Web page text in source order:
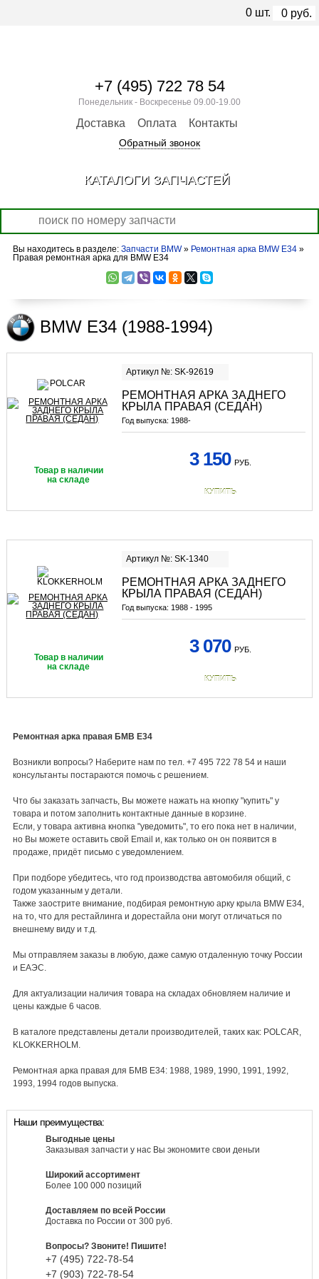
Вы находитесь в разделе: Запчасти BMW» Ремонтная арка BMW E34»
Правая ремонтная арка для BMW E34
BMW E34 (1988-1994)
Артикул №: SK-92619
РЕМОНТНАЯ АРКА ЗАДНЕГО
КРЫЛА ПРАВАЯ (СЕДАН)
Год выпуска: 1988-
Товар в наличии
на складе
3 150 РУБ.
КУПИТЬ
Артикул №: SK-1340
РЕМОНТНАЯ АРКА ЗАДНЕГО
КРЫЛА ПРАВАЯ (СЕДАН)
Год выпуска: 1988 - 1995
Товар в наличии
на складе
3 070 РУБ.
КУПИТЬ
Ремонтная арка правая БМВ Е34
Возникли вопросы? Наберите нам по тел. +7 495 722 78 54 и наши
консультанты постараются помочь с решением.
Что бы заказать запчасть, Вы можете нажать на кнопку "купить" у
товара и потом заполнить контактные данные в корзине.
Если, у товара активна кнопка "уведомить", то его пока нет в наличии,
но Вы можете оставить свой Email и, как только он он появится в
продаже, придёт письмо с уведомлением.
При подборе убедитесь, что год производства автомобиля общий, с
годом указанным у детали.
Также заострите внимание, подбирая ремонтную арку крыла BMW E34,
на то, что для рестайлинга и дорестайла они могут отличаться по
внешнему виду и т.д.
Мы отправляем заказы в любую, даже самую отдаленную точку России
и ЕАЭС.
Для актуализации наличия товара на складах обновляем наличие и
цены каждые 6 часов.
В каталоге представлены детали производителей, таких как: POLCAR,
KLOKKERHOLM.
Ремонтная арка правая для БМВ E34: 1988, 1989, 1990, 1991, 1992,
1993, 1994 годов выпуска.
Наши преимущества:
Выгодные цены
Заказывая запчасти у нас Вы экономите свои деньги
Широкий ассортимент
Более 100 000 позиций
Доставляем по всей России
Доставка по России от 300 руб.
Вопросы? Звоните! Пишите!
+7 (495) 722-78-54
+7 (903) 722-78-54
+7 (495) 722 78 54
Понедельник - Воскресенье 09.00-19.00
Доставка Оплата Контакты
Обратный звонок
0 шт. 0 руб.
КАТАЛОГИ ЗАПЧАСТЕЙ